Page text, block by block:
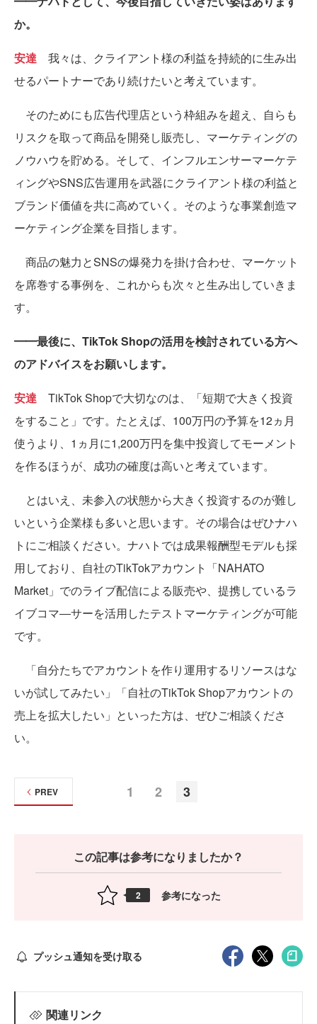
か。
安達 我々は、クライアント様の利益を持続的に生み出
せるパートナーであり続けたいと考えています。
そのためにも広告代理店という枠組みを超え、自らも
リスクを取って商品を開発し販売し、マーケティングの
ノウハウを貯める。そして、インフルエンサーマーケテ
ィングやSNS広告運用を武器にクライアント様の利益と
ブランド価値を共に高めていく。そのような事業創造マ
ーケティング企業を目指します。
商品の魅力とSNSの爆発力を掛け合わせ、マーケット
を席巻する事例を、これからも次々と生み出していきま
す。
━━最後に、TikTok Shopの活用を検討されている方へ
のアドバイスをお願いします。
安達 TikTok Shopで大切なのは、「短期で大きく投資
をすること」です。たとえば、100万円の予算を12ヵ月
使うより、1ヵ月に1,200万円を集中投資してモーメント
を作るほうが、成功の確度は高いと考えています。
とはいえ、未参入の状態から大きく投資するのが難し
いという企業様も多いと思います。その場合はぜひナハ
トにご相談ください。ナハトでは成果報酬型モデルも採
用しており、自社のTikTokアカウント「NAHATO
Market」でのライブ配信による販売や、提携しているラ
イブコマ―サーを活用したテストマーケティングが可能
です。
「自分たちでアカウントを作り運用するリソースはな
いが試してみたい」「自社のTikTok Shopアカウントの
売上を拡大したい」といった方は、ぜひご相談くださ
い。
1 2 3
PREV
この記事は参考になりましたか？
2 参考になった
プッシュ通知を受け取る
関連リンク